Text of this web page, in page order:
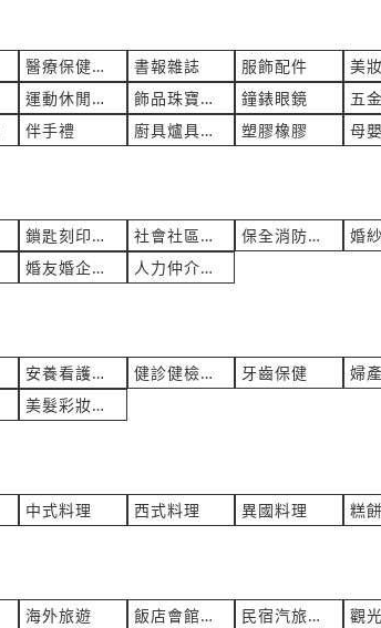
醫療保健藥局 書報雜誌 服飾配件 美
運動休閒育樂 飾品珠寶玉石 鐘錶眼鏡 五
伴手禮 廚具爐具衛浴 塑膠橡膠 母
鎖匙刻印貼紙 社會社區社團 保全消防服務
婚友婚企婚密 人力仲介經紀
安養看護長照 健診健檢篩驗 牙齒保健
美髮彩妝體繪
中式料理 西式料理 異國料理 糕
海外旅遊 飯店會館商旅 民宿汽旅農莊